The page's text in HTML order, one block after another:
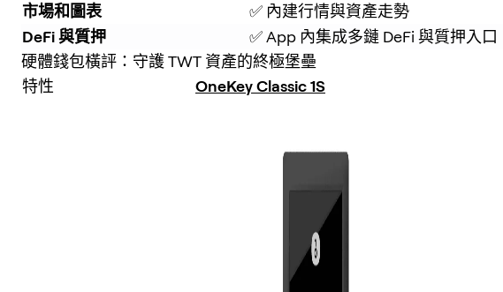
市場和圖表
✅ 內建行情與資產走勢
DeFi 與質押
✅ App 內集成多鏈 DeFi 與質押入口
硬體錢包橫評：守護 TWT 資產的終極堡壘
特性
OneKey Classic 1S